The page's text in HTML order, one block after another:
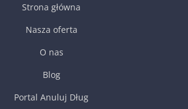
Strona główna
Nasza oferta
O nas
Blog
Portal Anuluj Dług